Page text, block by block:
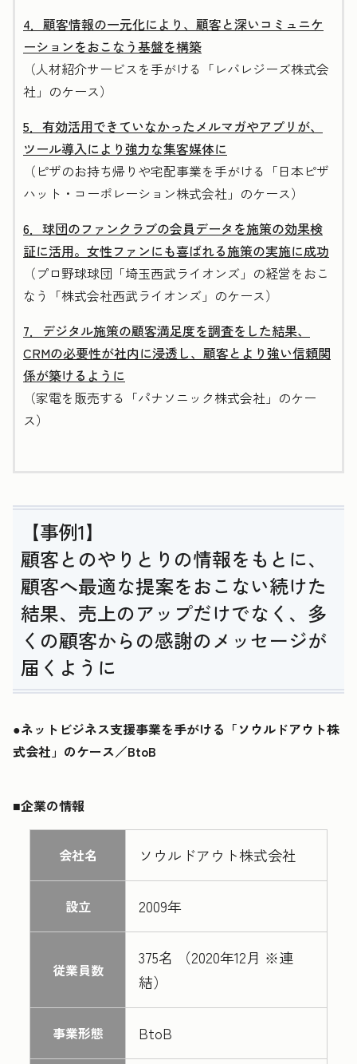
4．顧客情報の一元化により、顧客と深いコミュニケ
ーションをおこなう基盤を構築
（人材紹介サービスを手がける「レバレジーズ株式会
社」のケース）
5．有効活用できていなかったメルマガやアプリが、
ツール導入により強力な集客媒体に
（ピザのお持ち帰りや宅配事業を手がける「日本ピザ
ハット・コーポレーション株式会社」のケース）
6．球団のファンクラブの会員データを施策の効果検
証に活用。女性ファンにも喜ばれる施策の実施に成功
（プロ野球球団「埼玉西武ライオンズ」の経営をおこ
なう「株式会社西武ライオンズ」のケース）
7．デジタル施策の顧客満足度を調査をした結果、
CRMの必要性が社内に浸透し、顧客とより強い信頼関
係が築けるように
（家電を販売する「パナソニック株式会社」のケー
ス）
【事例1】
顧客とのやりとりの情報をもとに、
顧客へ最適な提案をおこない続けた
結果、売上のアップだけでなく、多
くの顧客からの感謝のメッセージが
届くように
●ネットビジネス支援事業を手がける「ソウルドアウト株
式会社」のケース／BtoB
■企業の情報
会社名 ソウルドアウト株式会社
設立 2009年
従業員数
375名 （2020年12月 ※連
結）
事業形態 BtoB